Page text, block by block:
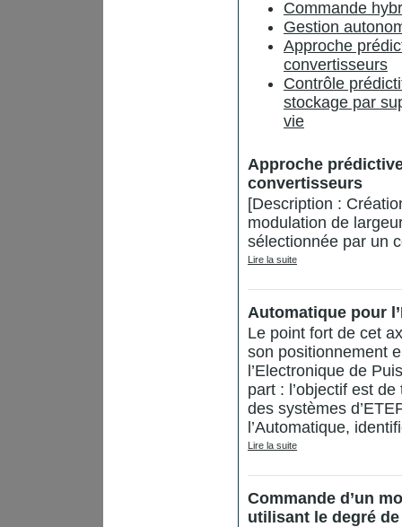
Commande
Gestion
Approche
convertisseurs
Contrôle
stockage par
vie
Approche
convertisseurs
[Description :
modulation de
sélectionnée par un
Lire la suite
Automatique pour
Le point fort de cet
son positionnement
l’Electronique de
part : l’objectif est
des systèmes
l’Automatique,
Lire la suite
Commande d’un
utilisant le degré